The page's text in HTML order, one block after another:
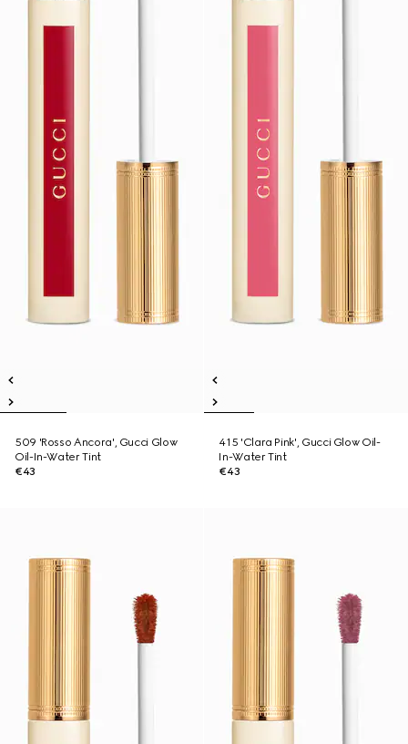
509 'Rosso Ancora', Gucci Glow
Oil-In-Water Tint
€43
415 'Clara Pink', Gucci Glow Oil-
In-Water Tint
€43